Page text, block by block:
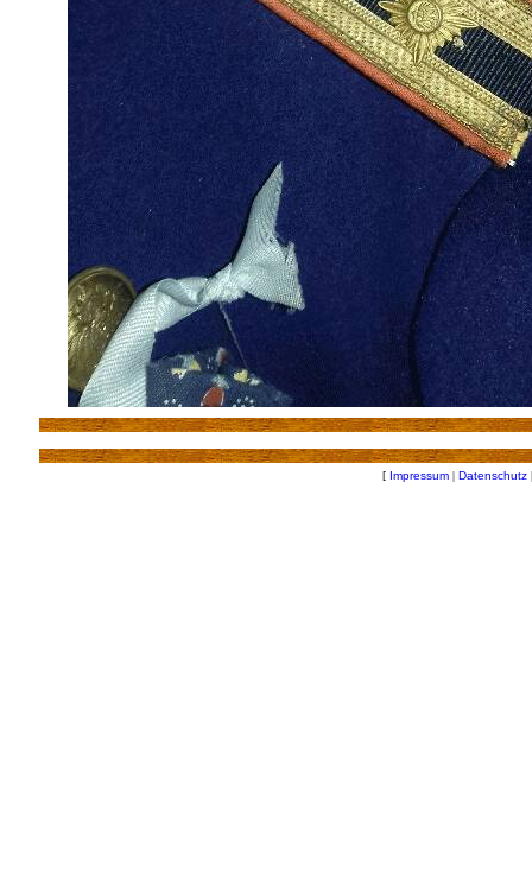
[ Impressum | Datenschutz